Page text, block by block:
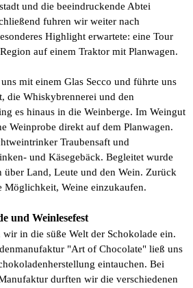
und die beeindruckende Abtei
fuhren wir weiter nach
Highlight erwartete: eine Tour
auf einem Traktor mit Planwagen.
mit einem Glas Secco und führte uns
die Whiskybrennerei und den
es hinaus in die Weinberge. Im Weingut
Weinprobe direkt auf dem Planwagen.
Traubensaft und
und Käsegebäck. Begleitet wurde
Land, Leute und den Wein. Zurück
Möglichkeit, Weine einzukaufen.
und Weinlesefest
in die süße Welt der Schokolade ein.
"Art of Chocolate" ließ uns
eintauchen. Bei
durften wir die verschiedenen